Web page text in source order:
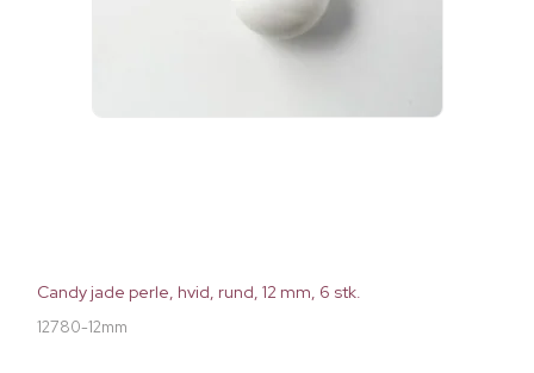
Candy jade perle, hvid, rund, 12 mm, 6 stk.
12780-12mm